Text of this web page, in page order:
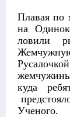
Плавая по
на
ловили
куда
Ученого.